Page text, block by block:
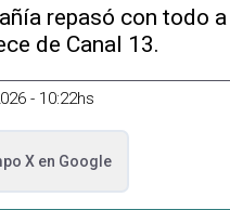
repasó con todo a
de Canal 13.
- 10:22hs
Xen Google